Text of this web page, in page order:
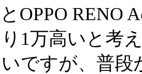
OPPO RENO
1万高いと考
ですが、普